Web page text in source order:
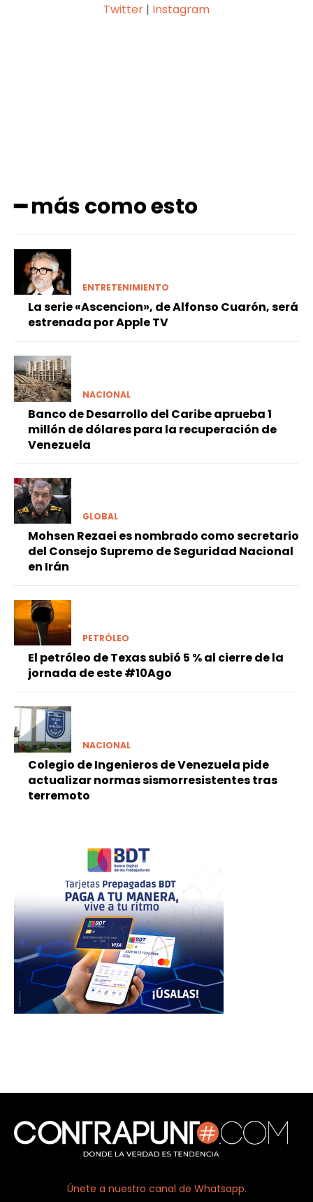
Twitter | Instagram
━ más como esto
ENTRETENIMIENTO
La serie «Ascencion», de Alfonso Cuarón, será
estrenada por Apple TV
NACIONAL
Banco de Desarrollo del Caribe aprueba 1
millón de dólares para la recuperación de
Venezuela
GLOBAL
Mohsen Rezaei es nombrado como secretario
del Consejo Supremo de Seguridad Nacional
en Irán
PETRÓLEO
El petróleo de Texas subió 5 % al cierre de la
jornada de este #10Ago
NACIONAL
Colegio de Ingenieros de Venezuela pide
actualizar normas sismorresistentes tras
terremoto
Únete a nuestro canal de Whatsapp.